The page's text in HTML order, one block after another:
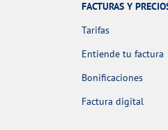
FACTURAS Y
Tarifas
Entiende tu factura
Bonificaciones
Factura digital